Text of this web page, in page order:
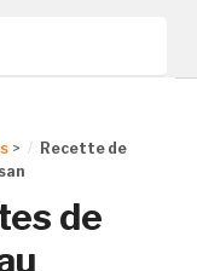
>
Recette de
de